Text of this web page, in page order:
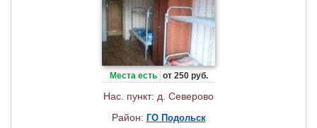
Места есть от 250 руб.
Нас. пункт: д. Северово
Район: ГО Подольск